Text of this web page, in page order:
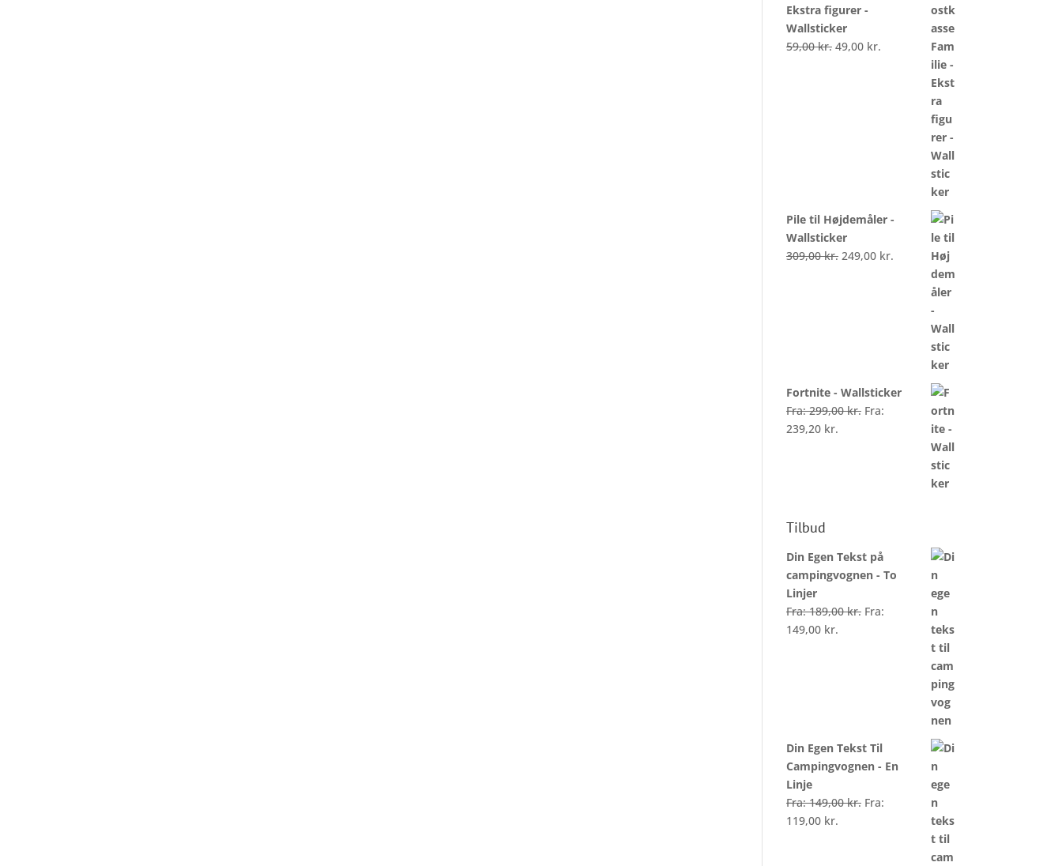
Ekstra figurer -
Wallsticker
59,00kr. 49,00 kr.
Pile til Højdemåler -
Wallsticker
309,00kr. 249,00 kr.
Fortnite - Wallsticker
Fra:299,00kr. Fra:
239,20 kr.
Tilbud
Din Egen Tekst på
campingvognen - To
Linjer
Fra:189,00kr. Fra:
149,00 kr.
Din Egen Tekst Til
Campingvognen - En
Linje
Fra:149,00kr. Fra:
119,00 kr.